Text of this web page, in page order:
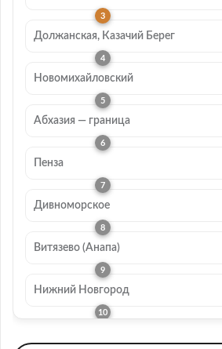
Должанская, Казачий Берег
Новомихайловский
Абхазия — граница
Пенза
Дивноморское
Витязево (Анапа)
Нижний Новгород